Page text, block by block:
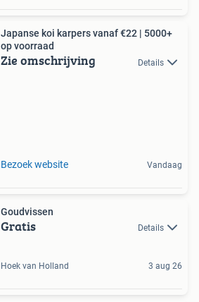
Japanse koi karpers vanaf €22 | 5000+
op voorraad
Zie omschrijving Details
Bezoek website Vandaag
Goudvissen
Gratis Details
Hoek van Holland 3 aug 26